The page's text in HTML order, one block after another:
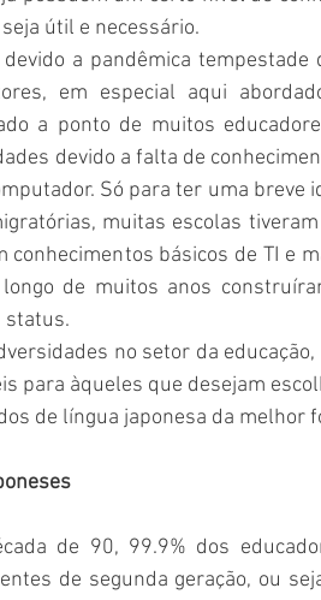
útil e necessário.
a pandêmica tempestade
em especial aqui
a ponto de muitos
devido a falta de
Só para ter uma breve
muitas escolas
conhecimentos básicos de TI e
de muitos anos
status.
no setor da
para àqueles que desejam
de língua japonesa da melhor
de 90, 99.9% dos
de segunda geração, ou